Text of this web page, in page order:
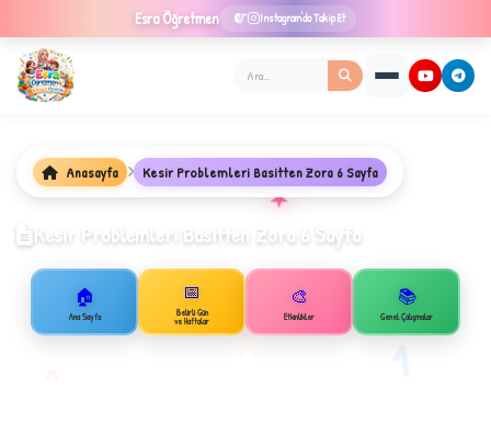
Esra Öğretmen Instagram'da Takip Et
B
✦
★
Anasayfa Kesir Problemleri Basitten Zora 6 Sayfa
Kesir Problemleri Basitten Zora 6 Sayfa
🏠
Ana Sayfa
📅
Belirli Gün
ve Haftalar
🎨
Etkinlikler
📚
Genel Çalışmalar
1